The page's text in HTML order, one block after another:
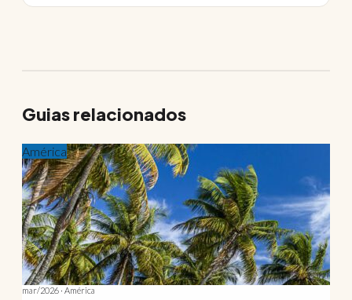
Guias relacionados
América
mar/2026 · América